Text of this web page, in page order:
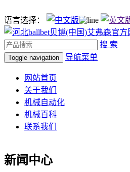
语言选择：
搜 索
Toggle navigation 导航菜单
网站首页
关于我们
机械自动化
机械百科
联系我们
新闻中心